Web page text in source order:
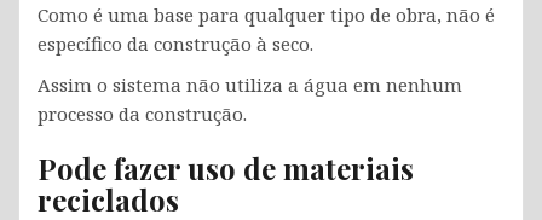
Como é uma base para qualquer tipo de obra, não é
específico da construção à seco.
Assim o sistema não utiliza a água em nenhum
processo da construção.
Pode fazer uso de materiais
reciclados